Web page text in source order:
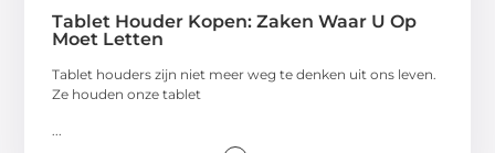
Tablet Houder Kopen: Zaken Waar U Op
Moet Letten
Tablet houders zijn niet meer weg te denken uit ons leven.
Ze houden onze tablet